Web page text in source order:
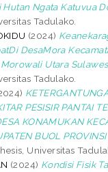
Hutan Ngata Katuvua
Tadulako.
(2024)
DesaMora
Utara
Tadulako.
PESISIR PANTAI
KONAMUKAN
BUOL
Universitas
(2024) Kondisi Fisik